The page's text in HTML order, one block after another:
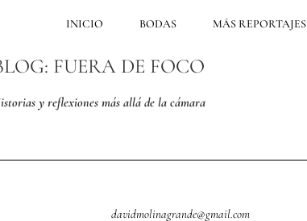
INICIO BODAS MÁS REPORTAJES
FUERA DE FOCO
y reflexiones más allá de la cámara
davidmolinagrande@gmail.com